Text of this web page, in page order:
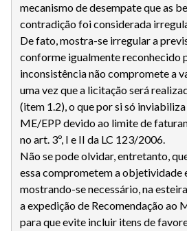
mecanismo de desempate que as
contradição foi considerada
De fato, mostra-se irregular a
conforme igualmente reconhecido
inconsistência não compromete a
uma vez que a licitação será
(item 1.2), o que por si só
ME/EPP devido ao limite de
no art. 3º, I e II da LC 123/2006.
Não se pode olvidar, entretanto,
essa comprometem a objetividade
mostrando-se necessário, na
a expedição de Recomendação ao
para que evite incluir itens de